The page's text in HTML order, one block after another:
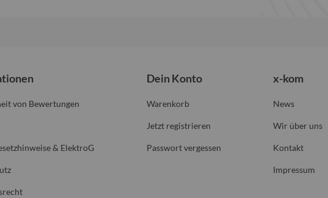
von Bewertungen
& ElektroG
Dein Konto
Warenkorb
Jetzt registrieren
Passwort vergessen
x-kom
News
Wir über uns
Kontakt
Impressum